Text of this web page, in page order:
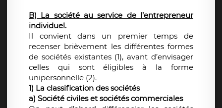
B) La société au service de l’entrepreneur
individuel.
Il convient dans un premier temps de
recenser brièvement les différentes formes
de sociétés existantes (1), avant d’envisager
celles qui sont éligibles à la forme
unipersonnelle (2).
1) La classification des sociétés
a) Société civiles et sociétés commerciales